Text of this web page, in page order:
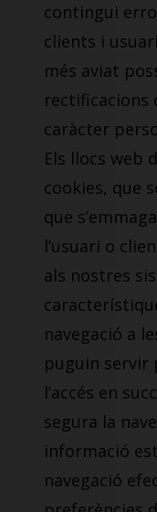
contingui
clients i
més aviat
rectificacions
caràcter
Els llocs web
cookies, que
que
l’usuari o
als nostres
navegació a
puguin servir
l’accés en
segura la
informació
navegació